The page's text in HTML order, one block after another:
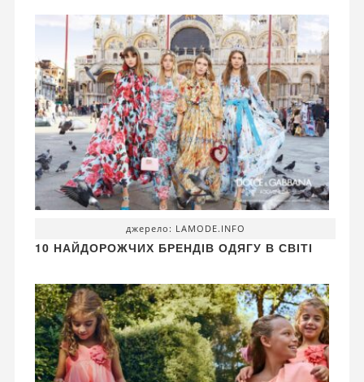
джерело: LAMODE.INFO
10 НАЙДОРОЖЧИХ БРЕНДІВ ОДЯГУ В СВІТІ